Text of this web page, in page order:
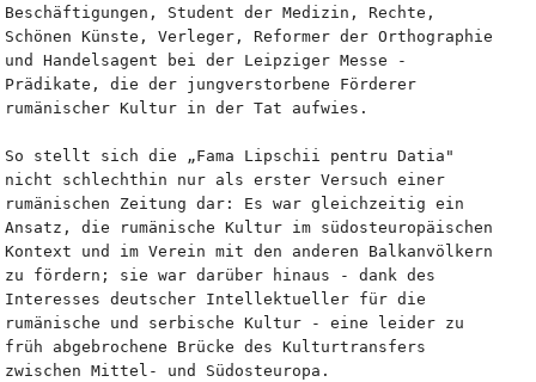
Beschäftigungen, Student der Medizin, Rechte,
Schönen Künste, Verleger, Reformer der Orthographie
und Handelsagent bei der Leipziger Messe -
Prädikate, die der jungverstorbene Förderer
rumänischer Kultur in der Tat aufwies.
So stellt sich die „Fama Lipschii pentru Datia"
nicht schlechthin nur als erster Versuch einer
rumänischen Zeitung dar: Es war gleichzeitig ein
Ansatz, die rumänische Kultur im südosteuropäischen
Kontext und im Verein mit den anderen Balkanvölkern
zu fördern; sie war darüber hinaus - dank des
Interesses deutscher Intellektueller für die
rumänische und serbische Kultur - eine leider zu
früh abgebrochene Brücke des Kulturtransfers
zwischen Mittel- und Südosteuropa.